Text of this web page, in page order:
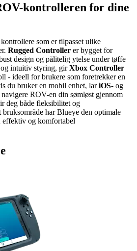
kontrolleren for dine
som er tilpasset ulike
Rugged Controller er bygget for
design og pålitelig ytelse under tøffe
intuitiv styring, girXbox Controller
- ideell for brukere som foretrekker en
du bruker en mobil enhet, lariOS- og
navigere ROV-en din sømløst gjennom
deg både fleksibilitet og
har Blueye den optimale
effektiv og komfortabel